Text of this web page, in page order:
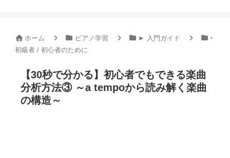
ホーム ピアノ学習 ► 入門ガイド
‣
初級者 / 初心者のために
【30秒で分かる】初心者でもできる楽曲
分析方法③ ～a tempoから読み解く楽曲
の構造～